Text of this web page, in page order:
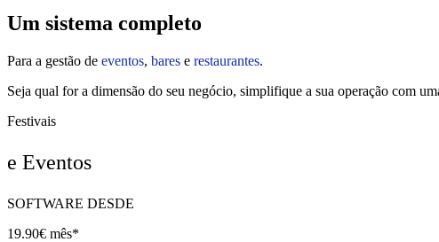
Um sistema completo
Para a gestão de eventos, bares e restaurantes.
Seja qual for a dimensão do seu negócio, simplifique a sua operação com
Festivais
e Eventos
SOFTWARE DESDE
19.90€ mês*